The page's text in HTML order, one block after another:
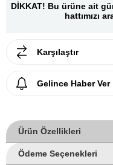
DİKKAT! Bu ürüne ait
hattımızı
Karşılaştır
Gelince Haber Ver
Ürün Özellikleri
Ödeme Seçenekleri